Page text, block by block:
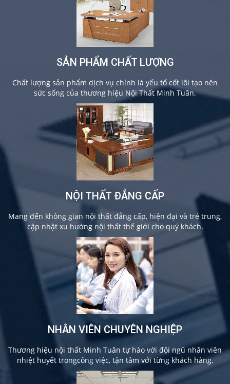
SẢN PHẨM CHẤT LƯỢNG
Chất lượng sản phẩm dịch vụ chính là yếu tố cốt lõi tạo nên
sức sống của thương hiệu Nội Thất Minh Tuân.
NỘI THẤT ĐẲNG CẤP
Mang đến không gian nội thất đẳng cấp, hiện đại và trẻ trung,
cập nhật xu hướng nội thất thế giới cho quý khách.
NHÂN VIÊN CHUYÊN NGHIỆP
Thương hiệu nội thất Minh Tuân tự hào với đội ngũ nhân viên
nhiệt huyết trongcông việc, tận tâm với từng khách hàng.